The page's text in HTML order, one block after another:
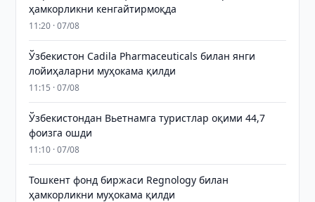
ҳамкорликни кенгайтирмоқда
11:20 · 07/08
Ўзбекистон Cadila Pharmaceuticals билан янги
лойиҳаларни муҳокама қилди
11:15 · 07/08
Ўзбекистондан Вьетнамга туристлар оқими 44,7
фоизга ошди
11:10 · 07/08
Тошкент фонд биржаси Regnology билан
ҳамкорликни муҳокама қилди